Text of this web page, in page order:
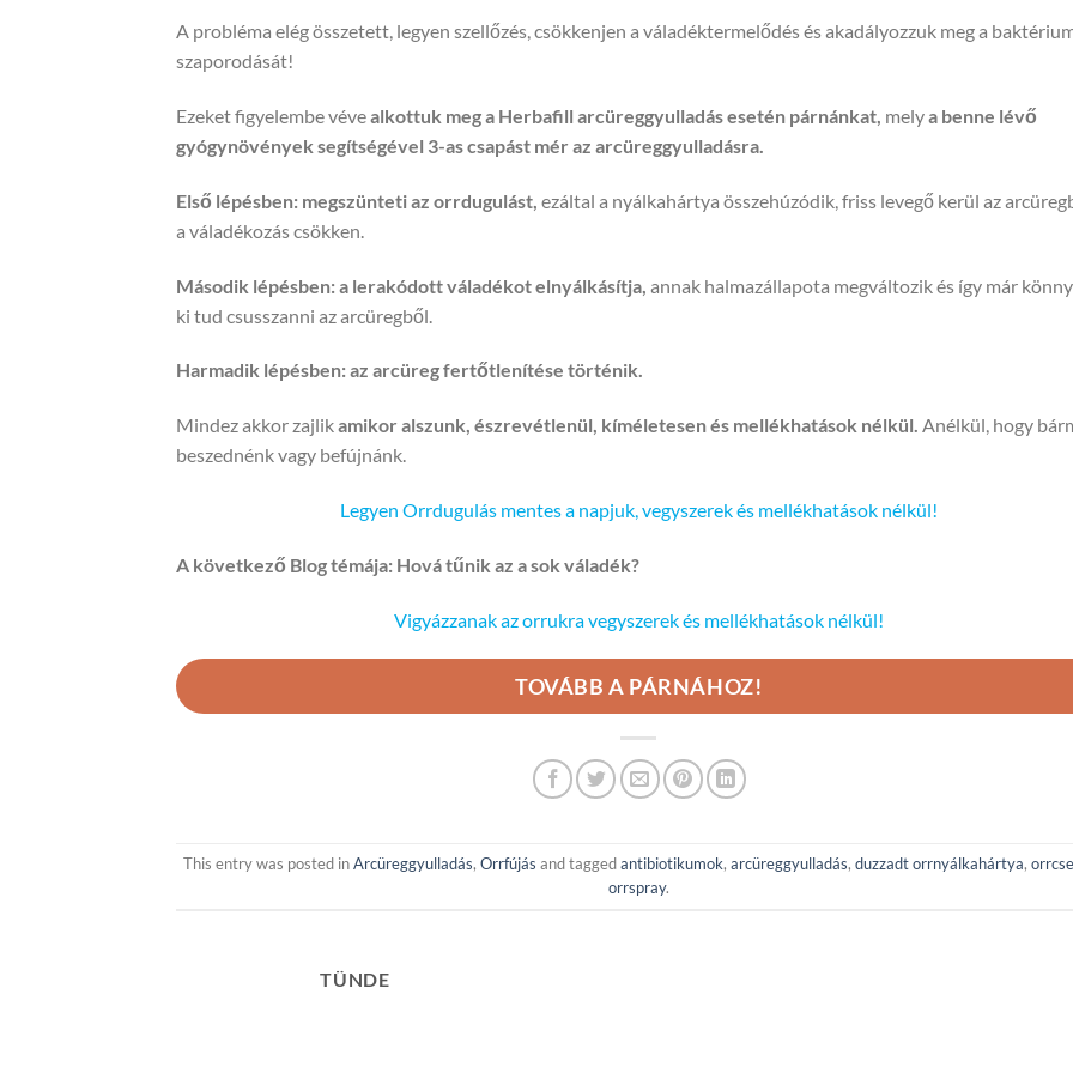
A probléma elég összetett, legyen szellőzés, csökkenjen a váladéktermelődés és akadályozzuk meg a
szaporodását!
Ezeket figyelembe vévealkottuk meg a Herbafill arcüreggyulladás esetén párnánkat, melya benne lévő
gyógynövények segítségével 3-as csapást mér az arcüreggyulladásra.
Első lépésben: megszünteti az orrdugulást, ezáltal a nyálkahártya összehúzódik, friss levegő kerül az
a váladékozás csökken.
Második lépésben: a lerakódott váladékot elnyálkásítja, annak halmazállapota megváltozik és így már
ki tud csusszanni az arcüregből.
Harmadik lépésben: az arcüreg fertőtlenítése történik.
Mindez akkor zajlikamikor alszunk, észrevétlenül, kíméletesen és mellékhatások nélkül. Anélkül, hogy
beszednénk vagy befújnánk.
Legyen Orrdugulás mentes a napjuk, vegyszerek és mellékhatások nélkül!
A következő Blog témája: Hová tűnik az a sok váladék?
Vigyázzanak az orrukra vegyszerek és mellékhatások nélkül!
TOVÁBB A PÁRNÁHOZ!
This entry was posted inArcüreggyulladás, Orrfújás and taggedantibiotikumok, arcüreggyulladás, duzzadt orrnyálkahártya,
orrspray.
TÜNDE